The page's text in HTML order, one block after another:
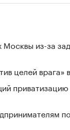
из-за
целей врага»